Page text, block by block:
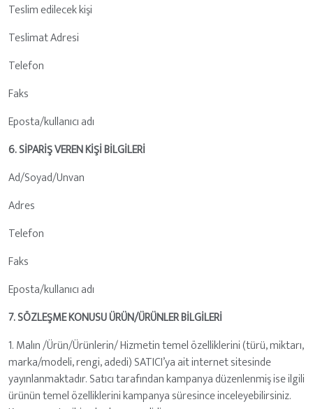
Teslim edilecek kişi
Teslimat Adresi
Telefon
Faks
Eposta/kullanıcı adı
6. SİPARİŞ VEREN KİŞİ BİLGİLERİ
Ad/Soyad/Unvan
Adres
Telefon
Faks
Eposta/kullanıcı adı
7. SÖZLEŞME KONUSU ÜRÜN/ÜRÜNLER BİLGİLERİ
1. Malın /Ürün/Ürünlerin/ Hizmetin temel özelliklerini (türü, miktarı,
marka/modeli, rengi, adedi) SATICI’ya ait internet sitesinde
yayınlanmaktadır. Satıcı tarafından kampanya düzenlenmiş ise ilgili
ürünün temel özelliklerini kampanya süresince inceleyebilirsiniz.